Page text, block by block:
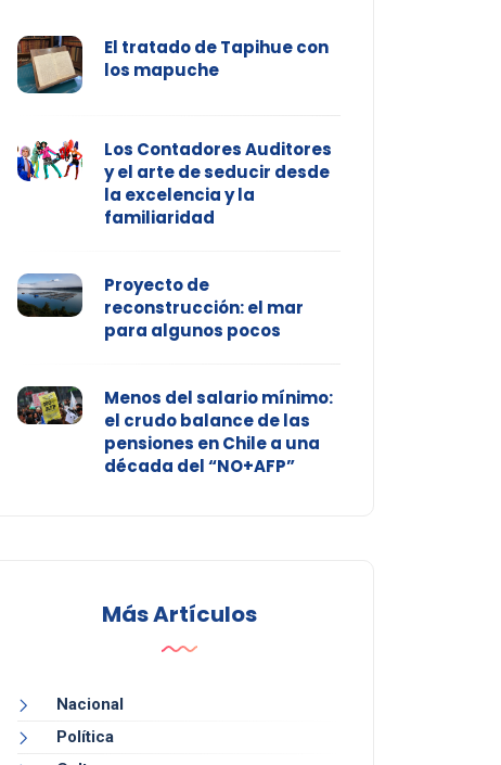
El tratado de Tapihue con
los mapuche
Los Contadores Auditores
y el arte de seducir desde
la excelencia y la
familiaridad
Proyecto de
reconstrucción: el mar
para algunos pocos
Menos del salario mínimo:
el crudo balance de las
pensiones en Chile a una
década del “NO+AFP”
Más Artículos
Nacional
Política